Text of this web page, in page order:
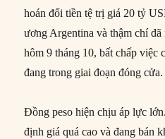
hoán đổi tiền tệ trị giá 20 tỷ
ương Argentina và thậm chí đã
hôm 9 tháng 10, bất chấp việc
đang trong giai đoạn đóng cửa.
Đồng peso hiện chịu áp lực
định giá quá cao và đang bán